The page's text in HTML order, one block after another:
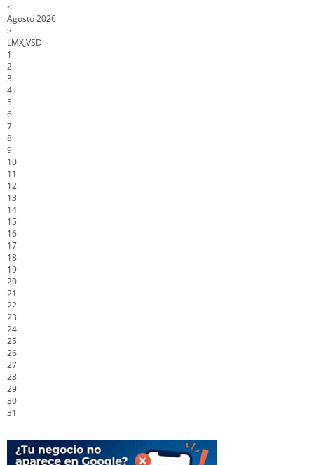
<
Agosto 2026
>
LMXJVSD
1
2
3
4
5
6
7
8
9
10
11
12
13
14
15
16
17
18
19
20
21
22
23
24
25
26
27
28
29
30
31